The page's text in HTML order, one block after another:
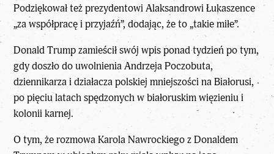
Podziękował też prezydentowi Alaksandrowi Łukaszence
„za współpracę i przyjaźń”, dodając, że to „takie miłe”.
Donald Trump zamieścił swój wpis ponad tydzień po tym,
gdydoszło do uwolnienia Andrzeja Poczobuta,
dziennikarza i działacza polskiej mniejszości na Białorusi,
po pięciu latach spędzonych w białoruskim więzieniu i
kolonii karnej.
O tym, że rozmowaKarola Nawrockiegoz Donaldem